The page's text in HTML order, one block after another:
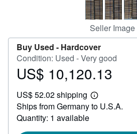
Seller Image
Buy Used - Hardcover
Condition: Used - Very good
Price
10,120.13
US$ 10,120.13
US$ 52.02 shipping
Learn
more
Ships from Germany to U.S.A.
Quantity: 1 available